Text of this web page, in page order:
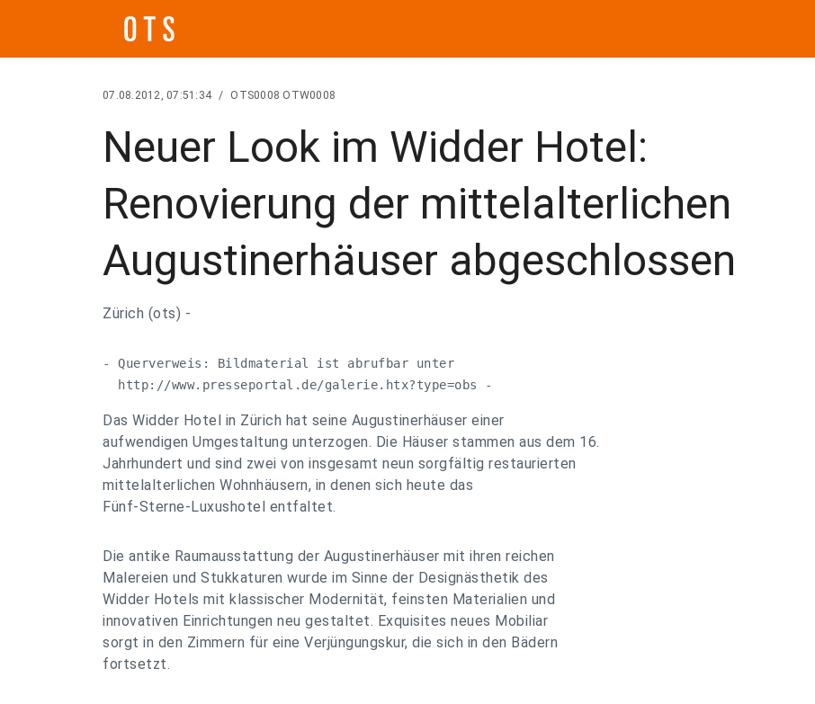
07.08.2012, 07:51:34 / OTS0008 OTW0008
Neuer Look im Widder Hotel:
Renovierung der mittelalterlichen
Augustinerhäuser abgeschlossen
Zürich (ots) -
- Querverweis: Bildmaterial ist abrufbar unter
  http://www.presseportal.de/galerie.htx?type=obs -
Das Widder Hotel in Zürich hat seine Augustinerhäuser einer
aufwendigen Umgestaltung unterzogen. Die Häuser stammen aus dem 16.
Jahrhundert und sind zwei von insgesamt neun sorgfältig restaurierten
mittelalterlichen Wohnhäusern, in denen sich heute das
Fünf-Sterne-Luxushotel entfaltet.
Die antike Raumausstattung der Augustinerhäuser mit ihren reichen
Malereien und Stukkaturen wurde im Sinne der Designästhetik des
Widder Hotels mit klassischer Modernität, feinsten Materialien und
innovativen Einrichtungen neu gestaltet. Exquisites neues Mobiliar
sorgt in den Zimmern für eine Verjüngungskur, die sich in den Bädern
fortsetzt.